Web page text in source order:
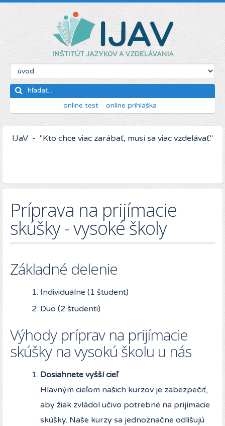
online test online prihláška
IJaV - "Kto chce viac zarábať, musí sa viac vzdelávať."
Príprava na prijímacie
skúšky - vysoké školy
Základné delenie
Individuálne (1 študent)
Duo (2 študenti)
Výhody príprav na prijímacie
skúšky na vysokú školu u nás
Dosiahnete vyšší cieľ
Hlavným cieľom našich kurzov je zabezpečiť,
aby žiak zvládol učivo potrebné na prijímacie
skúšky. Naše kurzy sa jednoznačne odlišujú